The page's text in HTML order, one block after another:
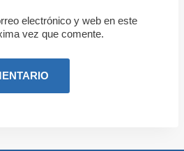
electrónico y web en este
vez que comente.